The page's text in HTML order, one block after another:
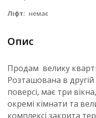
Ліфт: немає
Опис
Продам велику
Розташована в другій
поверсі, має три
окремі кімнати та
комплексі закрита